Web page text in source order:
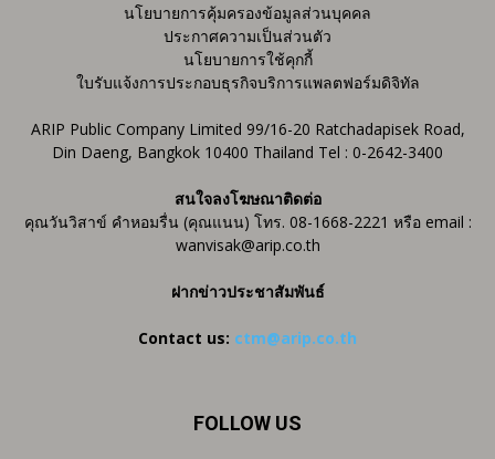
นโยบายการคุ้มครองข้อมูลส่วนบุคคล
ประกาศความเป็นส่วนตัว
นโยบายการใช้คุกกี้
ใบรับแจ้งการประกอบธุรกิจบริการแพลตฟอร์มดิจิทัล
ARIP Public Company Limited 99/16-20 Ratchadapisek Road,
Din Daeng, Bangkok 10400 Thailand Tel : 0-2642-3400
สนใจลงโฆษณาติดต่อ
คุณวันวิสาข์ คำหอมรื่น (คุณแนน) โทร. 08-1668-2221 หรือ email :
wanvisak@arip.co.th
ฝากข่าวประชาสัมพันธ์
Contact us: ctm@arip.co.th
FOLLOW US